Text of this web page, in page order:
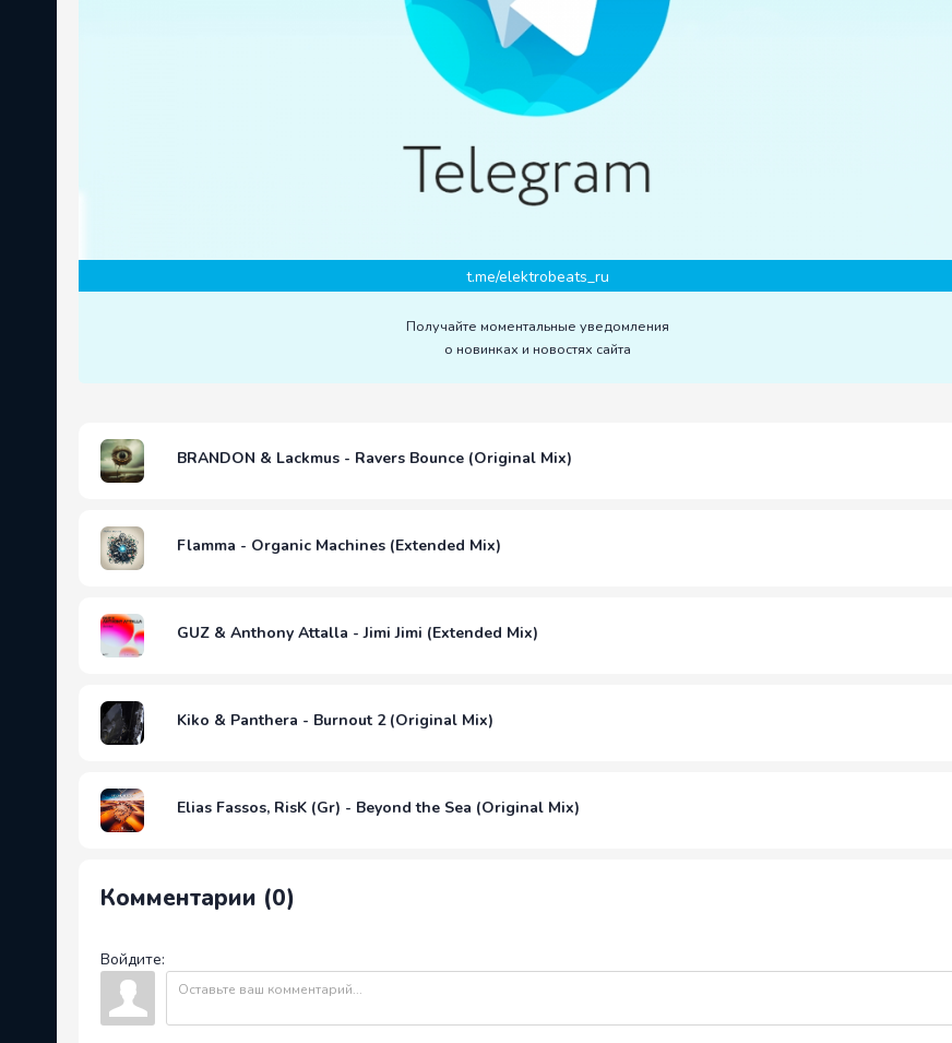
t.me/elektrobeats_ru
Получайте моментальные уведомления
о новинках и новостях сайта
BRANDON & Lackmus - Ravers Bounce (Original Mix)
Flamma - Organic Machines (Extended Mix)
GUZ & Anthony Attalla - Jimi Jimi (Extended Mix)
Kiko & Panthera - Burnout 2 (Original Mix)
Elias Fassos, RisK (Gr) - Beyond the Sea (Original Mix)
Комментарии (0)
Войдите: